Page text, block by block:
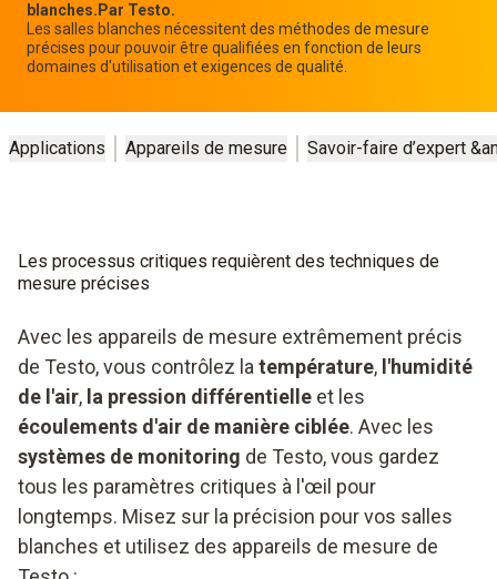
blanches.Par Testo.
Les salles blanches nécessitent des méthodes de mesure
précises pour pouvoir être qualifiées en fonction de leurs
domaines d'utilisation et exigences de qualité.
Applications Appareils de mesure Savoir-faire d’expert
Les processus critiques requièrent des techniques de
mesure précises
Avec les appareils de mesure extrêmement précis
de Testo, vous contrôlez la température, l'humidité
de l'air, la pression différentielle et les
écoulements d'air de manière ciblée. Avec les
systèmes de monitoring de Testo, vous gardez
tous les paramètres critiques à l'œil pour
longtemps. Misez sur la précision pour vos salles
blanches et utilisez des appareils de mesure de